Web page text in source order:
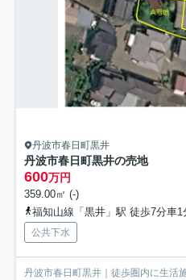
丹波市春日町黒井
丹波市春日町黒井の売地
600万円
359.00㎡ (-)
福知山線「黒井」駅 徒歩7分車1
公共下水
丹波市春日町黒井｜徒歩圏内に生活